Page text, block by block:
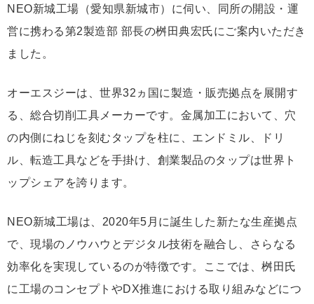
NEO新城工場（愛知県新城市）に伺い、同所の開設・運
営に携わる第2製造部 部長の桝田典宏氏にご案内いただき
ました。
オーエスジーは、世界32ヵ国に製造・販売拠点を展開す
る、総合切削工具メーカーです。金属加工において、穴
の内側にねじを刻むタップを柱に、エンドミル、ドリ
ル、転造工具などを手掛け、創業製品のタップは世界ト
ップシェアを誇ります。
NEO新城工場は、2020年5月に誕生した新たな生産拠点
で、現場のノウハウとデジタル技術を融合し、さらなる
効率化を実現しているのが特徴です。ここでは、桝田氏
に工場のコンセプトやDX推進における取り組みなどにつ